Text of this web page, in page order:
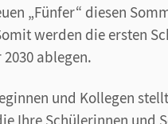
„Fünfer“ diesen
werden die ersten
ablegen.
und Kollegen
Ihre Schülerinnen und